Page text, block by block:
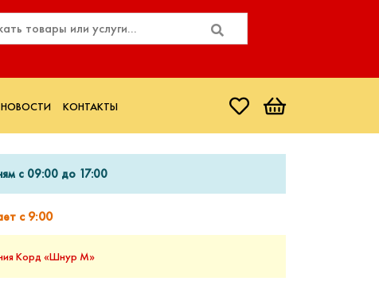
НОВОСТИ КОНТАКТЫ
с 09:00 до 17:00
с 9:00
Корд «Шнур М»